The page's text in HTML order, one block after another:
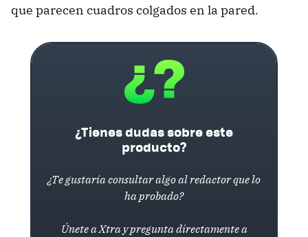
que parecen cuadros colgados en la pared.
¿Tienes dudas sobre este
producto?
¿Te gustaría consultar algo al redactor que lo
ha probado?
Únete a Xtra y pregunta directamente a